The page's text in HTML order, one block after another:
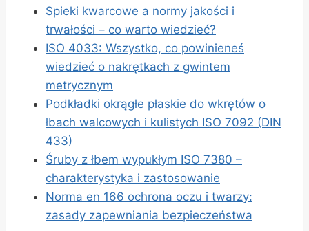
Spieki kwarcowe a normy jakości i
trwałości – co warto wiedzieć?
ISO 4033: Wszystko, co powinieneś
wiedzieć o nakrętkach z gwintem
metrycznym
Podkładki okrągłe płaskie do wkrętów o
łbach walcowych i kulistych ISO 7092 (DIN
433)
Śruby z łbem wypukłym ISO 7380 –
charakterystyka i zastosowanie
Norma en 166 ochrona oczu i twarzy:
zasady zapewniania bezpieczeństwa